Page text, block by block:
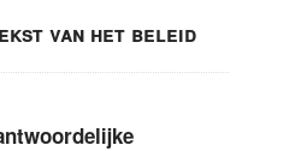
van het beleid